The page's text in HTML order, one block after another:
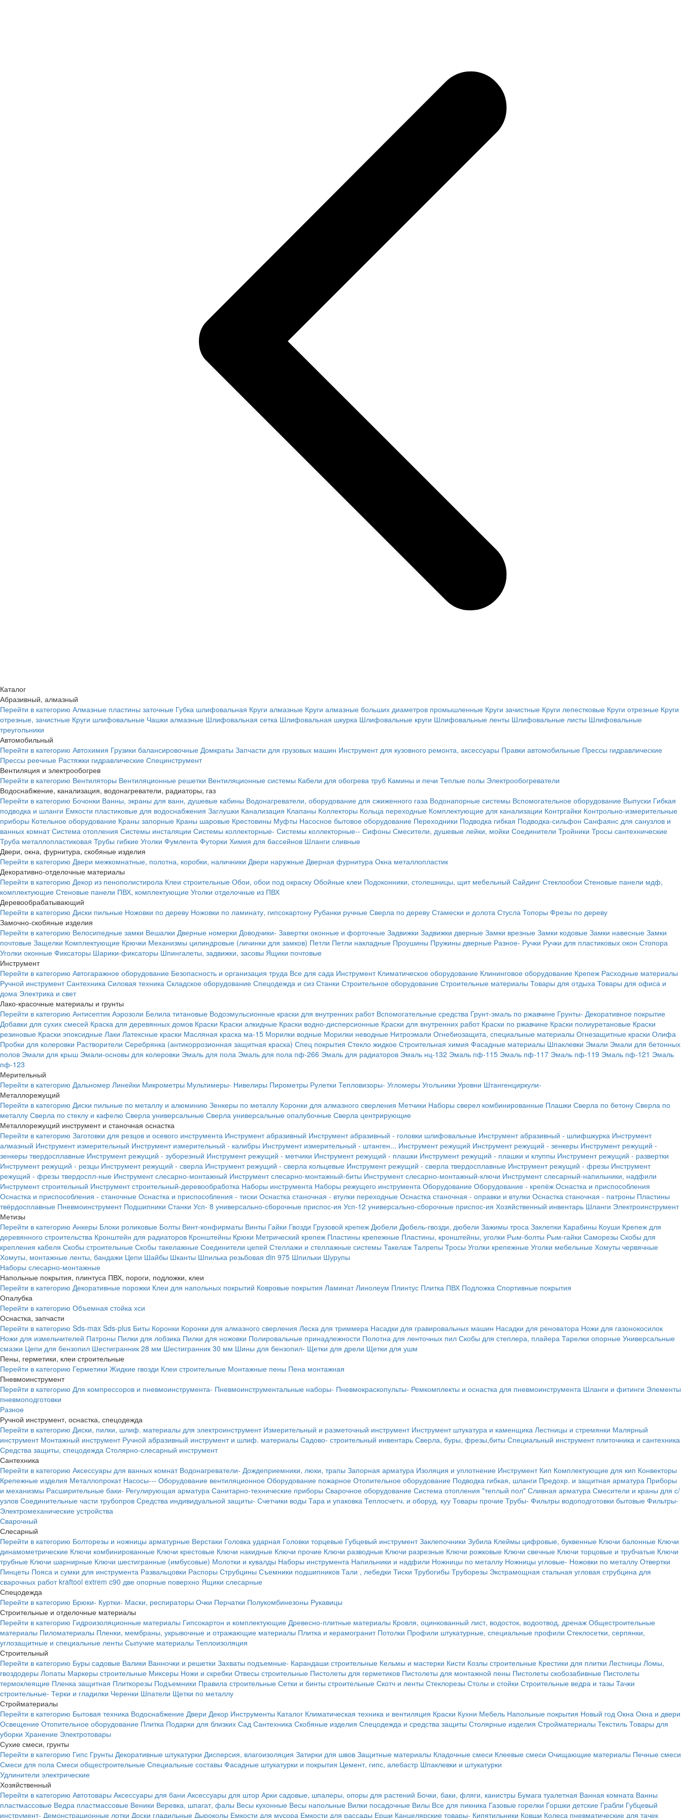
Каталог
Абразивный, алмазный
Перейти в категорию Алмазные пластины заточные Губка шлифовальная Круги алмазные Круги алмазные больших диаметров промышленные Круги зачистные Круги лепестковые Круги отрезные Круги
отрезные, зачистные Круги шлифовальные Чашки алмазные Шлифовальная сетка Шлифовальная шкурка Шлифовальные круги Шлифовальные ленты Шлифовальные листы Шлифовальные
треугольники
Автомобильный
Перейти в категорию Автохимия Грузики балансировочные Домкраты Запчасти для грузовых машин Инструмент для кузовного ремонта, аксессуары Правки автомобильные Прессы гидравлические
Прессы реечные Растяжки гидравлические Специнструмент
Вентиляция и электрообогрев
Перейти в категорию Вентиляторы Вентиляционные решетки Вентиляционные системы Кабели для обогрева труб Камины и печи Теплые полы Электрообогреватели
Водоснабжение, канализация, водонагреватели, радиаторы, газ
Перейти в категорию Бочонки Ванны, экраны для ванн, душевые кабины Водонагреватели, оборудование для сжиженного газа Водонапорные системы Вспомогательное оборудование Выпуски Гибкая
подводка и шланги Емкости пластиковые для водоснабжения Заглушки Канализация Клапаны Коллекторы Кольца переходные Комплектующие для канализации Контргайки Контрольно-измерительные
приборы Котельное оборудование Краны запорные Краны шаровые Крестовины Муфты Насосное бытовое оборудование Переходники Подводка гибкая Подводка-сильфон Санфаянс для санузлов и
ванных комнат Система отопления Системы инсталяции Системы коллекторные- Системы коллекторные-- Сифоны Смесители, душевые лейки, мойки Соединители Тройники Тросы сантехнические
Труба металлопластиковая Трубы гибкие Уголки Фумлента Футорки Химия для бассейнов Шланги сливные
Двери, окна, фурнитура, скобяные изделия
Перейти в категорию Двери межкомнатные, полотна, коробки, наличники Двери наружные Дверная фурнитура Окна металлопластик
Декоративно-отделочные материалы
Перейти в категорию Декор из пенополистирола Клеи строительные Обои, обои под окраску Обойные клеи Подоконники, столешницы, щит мебельный Сайдинг Стеклообои Стеновые панели мдф,
комплектующие Стеновые панели ПВХ, комплектующие Уголки отделочные из ПВХ
Деревообрабатывающий
Перейти в категорию Диски пильные Ножовки по дереву Ножовки по ламинату, гипсокартону Рубанки ручные Сверла по дереву Стамески и долота Стусла Топоры Фрезы по дереву
Замочно-скобяные изделия
Перейти в категорию Велосипедные замки Вешалки Дверные номерки Доводчики- Завертки оконные и форточные Задвижки Задвижки дверные Замки врезные Замки кодовые Замки навесные Замки
почтовые Защелки Комплектующие Крючки Механизмы цилиндровые (личинки для замков) Петли Петли накладные Проушины Пружины дверные Разное- Ручки Ручки для пластиковых окон Стопора
Уголки оконные Фиксаторы Шарики-фиксаторы Шпингалеты, задвижки, засовы Ящики почтовые
Инструмент
Перейти в категорию Автогаражное оборудование Безопасность и организация труда Все для сада Инструмент Климатическое оборудование Клининговое оборудование Крепеж Расходные материалы
Ручной инструмент Сантехника Силовая техника Складское оборудование Спецодежда и сиз Станки Строительное оборудование Строительные материалы Товары для отдыха Товары для офиса и
дома Электрика и свет
Лако-красочные материалы и грунты
Перейти в категорию Антисептик Аэрозоли Белила титановые Водоэмульсионные краски для внутренних работ Вспомогательные средства Грунт-эмаль по ржавчине Грунты- Декоративное покрытие
Добавки для сухих смесей Краска для деревянных домов Краски Краски алкидные Краски водно-дисперсионные Краски для внутренних работ Краски по ржавчине Краски полиуретановые Краски
резиновые Краски эпоксидные Лаки Латексные краски Масляная краска ма-15 Морилки водные Морилки неводные Нитроэмали Огнебиозащита, специальные материалы Огнезащитные краски Олифа
Пробки для колеровки Растворители Серебрянка (антикоррозионная защитная краска) Спец покрытия Стекло жидкое Строительная химия Фасадные материалы Шпаклевки Эмали Эмали для бетонных
полов Эмали для крыш Эмали-основы для колеровки Эмаль для пола Эмаль для пола пф-266 Эмаль для радиаторов Эмаль нц-132 Эмаль пф-115 Эмаль пф-117 Эмаль пф-119 Эмаль пф-121 Эмаль
пф-123
Мерительный
Перейти в категорию Дальномер Линейки Микрометры Мультимеры- Нивелиры Пирометры Рулетки Тепловизоры- Угломеры Угольники Уровни Штангенциркули-
Металлорежущий
Перейти в категорию Диски пильные по металлу и алюминию Зенкеры по металлу Коронки для алмазного сверления Метчики Наборы сверел комбинированные Плашки Сверла по бетону Сверла по
металлу Сверла по стеклу и кафелю Сверла универсальные Сверла универсальные опалубочные Сверла центрирующие
Металлорежущий инструмент и станочная оснастка
Перейти в категорию Заготовки для резцов и осевого инструмента Инструмент абразивный Инструмент абразивный - головки шлифовальные Инструмент абразивный - шлифшкурка Инструмент
алмазный Инструмент измерительный Инструмент измерительный - калибры Инструмент измерительный - штанген... Инструмент режущий Инструмент режущий - зенкеры Инструмент режущий -
зенкеры твердосплавные Инструмент режущий - зуборезный Инструмент режущий - метчики Инструмент режущий - плашки Инструмент режущий - плашки и клуппы Инструмент режущий - развертки
Инструмент режущий - резцы Инструмент режущий - сверла Инструмент режущий - сверла кольцевые Инструмент режущий - сверла твердосплавные Инструмент режущий - фрезы Инструмент
режущий - фрезы твердоспл-ные Инструмент слесарно-монтажный Инструмент слесарно-монтажный-биты Инструмент слесарно-монтажный-ключи Инструмент слесарный-напильники, надфили
Инструмент строительный Инструмент строительный-деревообработка Наборы инструмента Наборы режущего инструмента Оборудование Оборудование - крепёж Оснастка и приспособления
Оснастка и приспособления - станочные Оснастка и приспособления - тиски Оснастка станочная - втулки переходные Оснастка станочная - оправки и втулки Оснастка станочная - патроны Пластины
твёрдосплавные Пневмоинструмент Подшипники Станки Усп- 8 универсально-сборочные приспос-ия Усп-12 универсально-сборочные приспос-ия Хозяйственный инвентарь Шланги Электроинструмент
Метизы
Перейти в категорию Анкеры Блоки роликовые Болты Винт-конфирматы Винты Гайки Гвозди Грузовой крепеж Дюбели Дюбель-гвозди, дюбели Зажимы троса Заклепки Карабины Коуши Крепеж для
деревянного строительства Кронштейн для радиаторов Кронштейны Крюки Метрический крепеж Пластины крепежные Пластины, кронштейны, уголки Рым-болты Рым-гайки Саморезы Скобы для
крепления кабеля Скобы строительные Скобы такелажные Соединители цепей Стеллажи и стеллажные системы Такелаж Талрепы Тросы Уголки крепежные Уголки мебельные Хомуты червячные
Хомуты, монтажные ленты, бандажи Цепи Шайбы Шканты Шпилька резьбовая din 975 Шпильки Шурупы
Наборы слесарно-монтажные
Напольные покрытия, плинтуса ПВХ, пороги, подложки, клеи
Перейти в категорию Декоративные порожки Клеи для напольных покрытий Ковровые покрытия Ламинат Линолеум Плинтус Плитка ПВХ Подложка Спортивные покрытия
Опалубка
Перейти в категорию Объемная стойка хси
Оснастка, запчасти
Перейти в категорию Sds-max Sds-plus Биты Коронки Коронки для алмазного сверления Леска для триммера Насадки для гравировальных машин Насадки для реноватора Ножи для газонокосилок
Ножи для измельчителей Патроны Пилки для лобзика Пилки для ножовки Полировальные принадлежности Полотна для ленточных пил Скобы для степлера, плайера Тарелки опорные Универсальные
смазки Цепи для бензопил Шестигранник 28 мм Шестигранник 30 мм Шины для бензопил- Щетки для дрели Щетки для ушм
Пены, герметики, клеи строительные
Перейти в категорию Герметики Жидкие гвозди Клеи строительные Монтажные пены Пена монтажная
Пневмоинструмент
Перейти в категорию Для компрессоров и пневмоинструмента- Пневмоинструментальные наборы- Пневмокраскопульты- Ремкомплекты и оснастка для пневмоинструмента Шланги и фитинги Элементы
пневмоподготовки
Разное
Ручной инструмент, оснастка, спецодежда
Перейти в категорию Диски, пилки, шлиф. материалы для электроинструмент Измерительный и разметочный инструмент Инструмент штукатура и каменщика Лестницы и стремянки Малярный
инструмент Монтажный инструмент Ручной абразивный инструмент и шлиф. материалы Садово- строительный инвентарь Сверла, буры, фрезы,биты Специальный инструмент плиточника и сантехника
Средства защиты, спецодежда Столярно-слесарный инструмент
Сантехника
Перейти в категорию Аксессуары для ванных комнат Водонагреватели- Дождеприемники, люки, трапы Запорная арматура Изоляция и уплотнение Инструмент Кип Комплектующие для кип Конвекторы
Крепежные изделия Металлопрокат Насосы--- Оборудование вентиляционное Оборудование пожарное Отопительное оборудование Подводка гибкая, шланги Предохр. и защитная арматура Приборы
и механизмы Расширительные баки- Регулирующая арматура Санитарно-технические приборы Сварочное оборудование Система отопления "теплый пол" Сливная арматура Смесители и краны для с/
узлов Соединительные части трубопров Средства индивидуальной защиты- Счетчики воды Тара и упаковка Теплосчетч. и оборуд. куу Товары прочие Трубы- Фильтры водоподготовки бытовые Фильтры-
Электромеханические устройства
Сварочный
Слесарный
Перейти в категорию Болторезы и ножницы арматурные Верстаки Головка ударная Головки торцевые Губцевый инструмент Заклепочники Зубила Клеймы цифровые, буквенные Ключи балонные Ключи
динамометрические Ключи комбинированные Ключи крестовые Ключи накидные Ключи прочие Ключи разводные Ключи разрезные Ключи рожковые Ключи свечные Ключи торцовые и трубчатые Ключи
трубные Ключи шарнирные Ключи шестигранные (имбусовые) Молотки и кувалды Наборы инструмента Напильники и надфили Ножницы по металлу Ножницы угловые- Ножовки по металлу Отвертки
Пинцеты Пояса и сумки для инструмента Развальцовки Распоры Струбцины Съемники подшипников Тали , лебедки Тиски Трубогибы Труборезы Экстрамощная стальная угловая струбцина для
сварочных работ kraftool extrem c90 две опорные поверхно Ящики слесарные
Спецодежда
Перейти в категорию Брюки- Куртки- Маски, респираторы Очки Перчатки Полукомбинезоны Рукавицы
Строительные и отделочные материалы
Перейти в категорию Гидроизоляционные материалы Гипсокартон и комплектующие Древесно-плитные материалы Кровля, оцинкованный лист, водосток, водоотвод, дренаж Общестроительные
материалы Пиломатериалы Пленки, мембраны, укрывочные и отражающие материалы Плитка и керамогранит Потолки Профили штукатурные, специальные профили Стеклосетки, серпянки,
углозащитные и специальные ленты Сыпучие материалы Теплоизоляция
Строительный
Перейти в категорию Буры садовые Валики Ванночки и решетки Захваты подъемные- Карандаши строительные Кельмы и мастерки Кисти Козлы строительные Крестики для плитки Лестницы Ломы,
гвоздодеры Лопаты Маркеры строительные Миксеры Ножи и скребки Отвесы строительные Пистолеты для герметиков Пистолеты для монтажной пены Пистолеты скобозабивные Пистолеты
термоклеящие Пленка защитная Плиткорезы Подъемники Правила строительные Сетки и бинты строительные Скотч и ленты Стеклорезы Столы и стойки Строительные ведра и тазы Тачки
строительные- Терки и гладилки Черенки Шпатели Щетки по металлу
Стройматериалы
Перейти в категорию Бытовая техника Водоснабжение Двери Декор Инструменты Каталог Климатическая техника и вентиляция Краски Кухни Мебель Напольные покрытия Новый год Окна Окна и двери
Освещение Отопительное оборудование Плитка Подарки для близких Сад Сантехника Скобяные изделия Спецодежда и средства защиты Столярные изделия Стройматериалы Текстиль Товары для
уборки Хранение Электротовары
Сухие смеси, грунты
Перейти в категорию Гипс Грунты Декоративные штукатурки Дисперсия, влагоизоляция Затирки для швов Защитные материалы Кладочные смеси Клеевые смеси Очищающие материалы Печные смеси
Смеси для пола Смеси общестроительные Специальные составы Фасадные штукатурки и покрытия Цемент, гипс, алебастр Шпаклевки и штукатурки
Удлинители электрические
Хозяйственный
Перейти в категорию Автотовары Аксессуары для бани Аксессуары для штор Арки садовые, шпалеры, опоры для растений Бочки, баки, фляги, канистры Бумага туалетная Ванная комната Ванны
пластмассовые Ведра пластмассовые Веники Веревка, шпагат, фалы Весы кухонные Весы напольные Вилки посадочные Вилы Все для пикника Газовые горелки Горшки детские Грабли Губцевый
инструмент- Демонстрационные лотки Доски гладильные Дыроколы Емкости для мусора Емкости для рассады Ерши Канцелярские товары- Кипятильники Ковши Колеса пневматические для тачек